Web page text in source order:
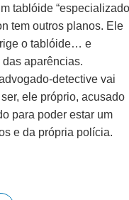
tablóide
tem outros planos. Ele
o tablóide… e
aparências.
detective vai
ele próprio, acusado
para poder estar um
e da própria polícia.